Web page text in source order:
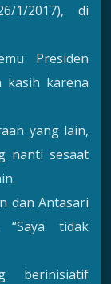
1/2017), di
Presiden
kasih karena
yang lain,
nanti sesaat
dan Antasari
tidak
berinisiatif